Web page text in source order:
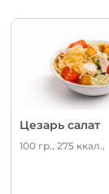
Цезарь салат
100 гр., 275 ккал.,